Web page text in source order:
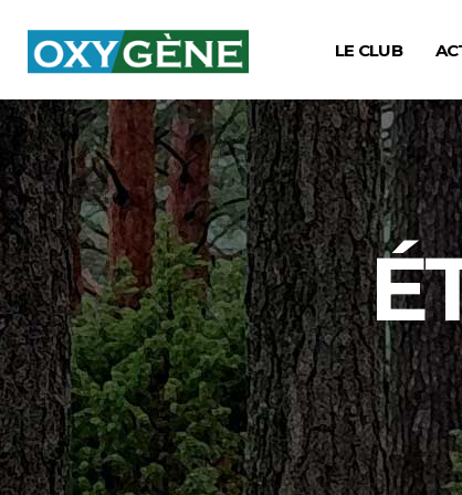
LE CLUB